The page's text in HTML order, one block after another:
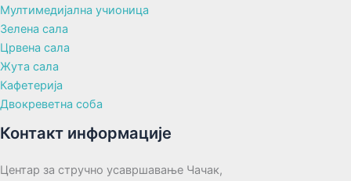
Мултимедијална учионица
Зелена сала
Црвена сала
Жута сала
Кафетерија
Двокреветна соба
Контакт информације
Центар за стручно усавршавање Чачак,